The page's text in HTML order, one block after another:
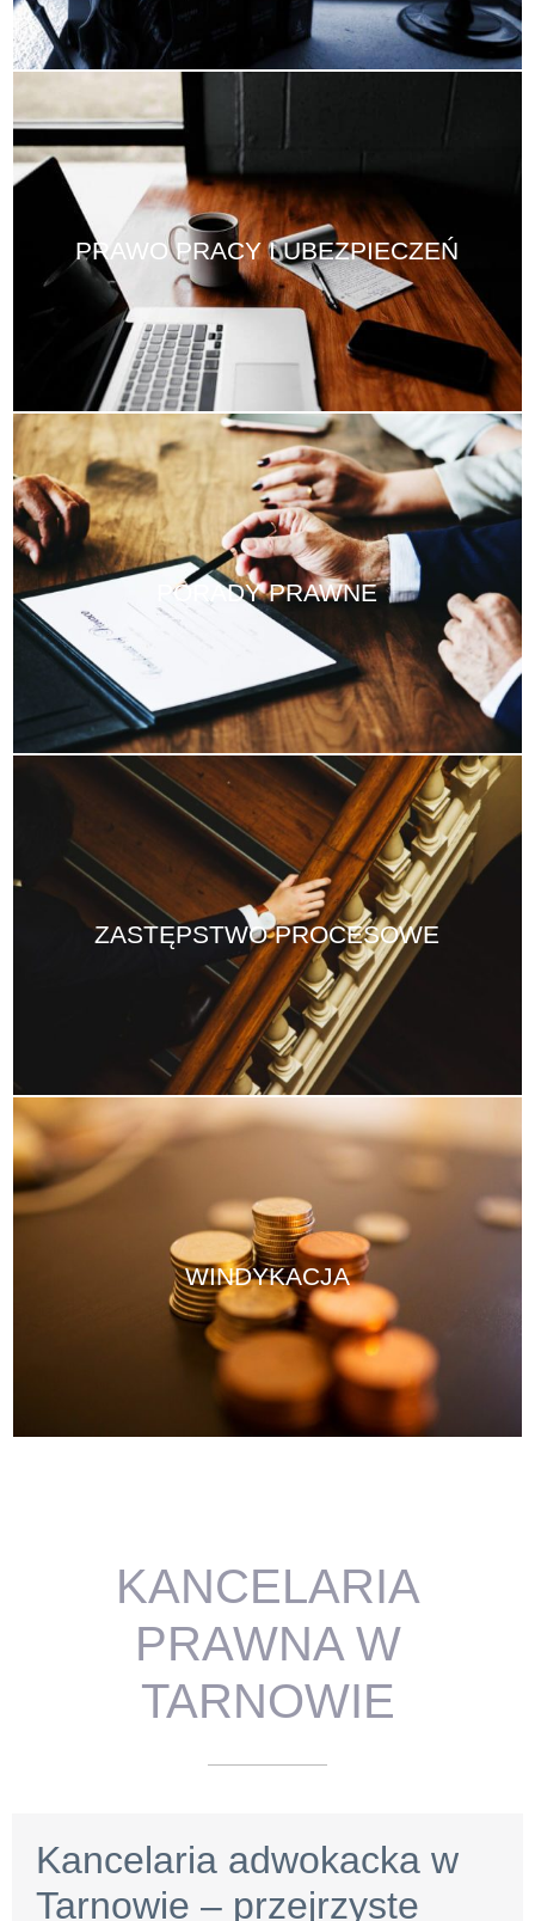
PRAWO PRACY I UBEZPIECZEŃ
PORADY PRAWNE
ZASTĘPSTWO PROCESOWE
WINDYKACJA
KANCELARIA
PRAWNA W
TARNOWIE
Kancelaria adwokacka w
Tarnowie – przejrzyste